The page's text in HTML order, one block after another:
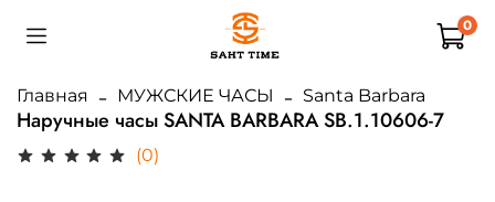
0
Главная МУЖСКИЕ ЧАСЫ Santa Barbara
Наручные часы SANTA BARBARA SB.1.10606-7
(0)